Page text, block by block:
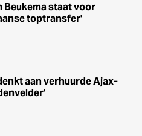
Beukema staat voor
toptransfer'
aan verhuurde Ajax-